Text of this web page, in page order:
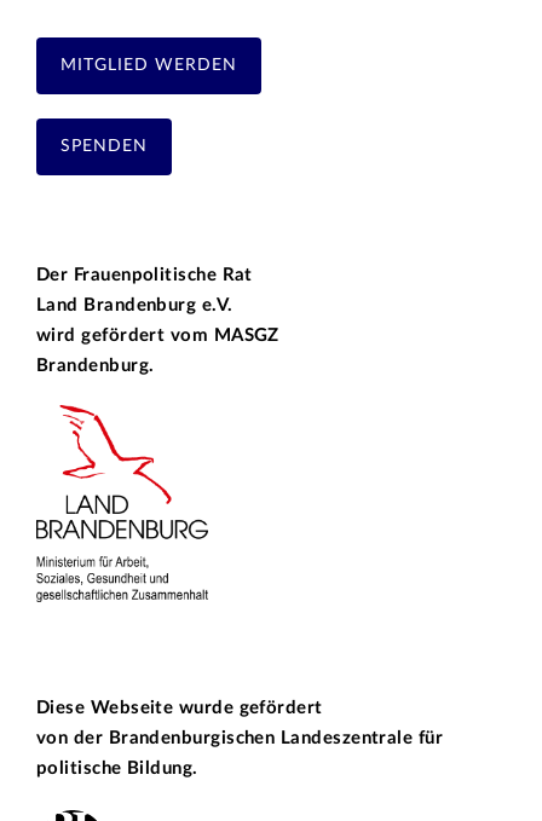
MITGLIED WERDEN
SPENDEN
Der Frauenpolitische Rat
Land Brandenburg e.V.
wird gefördert vom MASGZ
Brandenburg.
Diese Webseite wurde gefördert
von der Brandenburgischen Landeszentrale für
politische Bildung.